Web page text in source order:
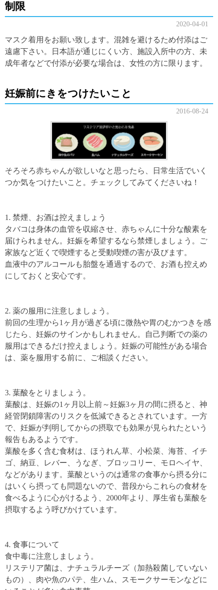
制限
2020-04-01
マスク着用をお願い致します。混雑を避けるため付添はご
遠慮下さい。日本語が通じにくい方、施設入所中の方、未
成年者などで付添が必要な場合は、女性の方に限ります。
妊娠前にきをつけたいこと
2016-08-24
そろそろ赤ちゃんが欲しいなと思ったら、日常生活でいく
つか気をつけたいこと。チェックしてみてくださいね！
1. 禁煙、お酒は控えましょう
タバコは身体の血管を収縮させ、赤ちゃんに十分な酸素を
届けられません。妊娠を希望するなら禁煙しましょう。ご
家族など近くで喫煙すると受動喫煙の害が及びます。
血液中のアルコールも胎盤を通過するので、お酒も控えめ
にしておくと安心です。
2. 薬の服用に注意しましょう。
前回の生理から1ヶ月が過ぎる頃に微熱や胃のむかつきを感
じたら、妊娠のサインかもしれません。自己判断での薬の
服用はできるだけ控えましょう。妊娠の可能性がある場合
は、薬を服用する前に、ご相談ください。
3. 葉酸をとりましょう。
葉酸は、妊娠の1ヶ月以上前～妊娠3ヶ月の間に摂ると、神
経管閉鎖障害のリスクを低減できるとされています。一方
で、妊娠が判明してからの摂取でも効果が見られたという
報告もあるようです。
葉酸を多く含む食材は、ほうれん草、小松菜、海苔、イチ
ゴ、納豆、レバー、うなぎ、ブロッコリー、モロヘイヤ、
などがあります。葉酸というのは通常の食事から摂る分に
はいくら摂っても問題ないので、普段からこれらの食材を
食べるように心がけるよう、2000年より、厚生省も葉酸を
摂取するよう呼びかけています。
4. 食事について
食中毒に注意しましょう。
リステリア菌は、ナチュラルチーズ（加熱殺菌していない
もの）、肉や魚のパテ、生ハム、スモークサーモンなどに